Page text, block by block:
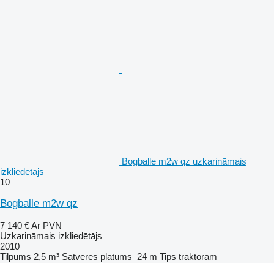
Bogballe m2w qz uzkarināmais
izkliedētājs
10
Bogballe m2w qz
7 140 €Ar PVN
Uzkarināmais izkliedētājs
2010
Tilpums 2,5 m³ Satveres platums 24 m Tips traktoram